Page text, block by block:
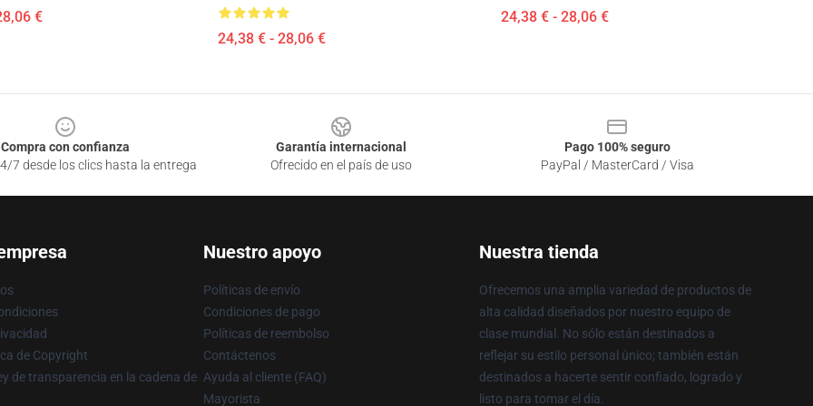
€
24,38 € - 28,06 €
24,38 € - 28,06 €
Compra con confianza
7 desde los clics hasta la entrega
Garantía internacional
Ofrecido en el país de uso
Pago 100% seguro
PayPal / MasterCard / Visa
de Copyright
de transparencia en la cadena de
Nuestro apoyo
Políticas de envío
Condiciones de pago
Políticas de reembolso
Contáctenos
Ayuda al cliente (FAQ)
Mayorista
Nuestra tienda
Ofrecemos una amplia variedad de productos de
alta calidad diseñados por nuestro equipo de
clase mundial. No sólo están destinados a
reflejar su estilo personal único; también están
destinados a hacerte sentir confiado, logrado y
listo para tomar el día.